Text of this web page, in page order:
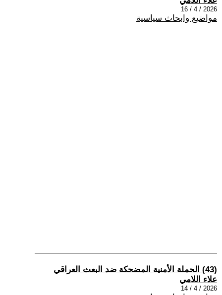
2026 / 4 / 16
مواضيع وابحاث سياسية
(43) الحملة الأمنية المضحكة ضد البعث العراقي
علاء اللامي
2026 / 4 / 14